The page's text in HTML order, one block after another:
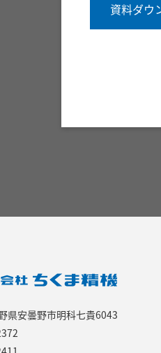
資料ダウ
県安曇野市明科七貴6043